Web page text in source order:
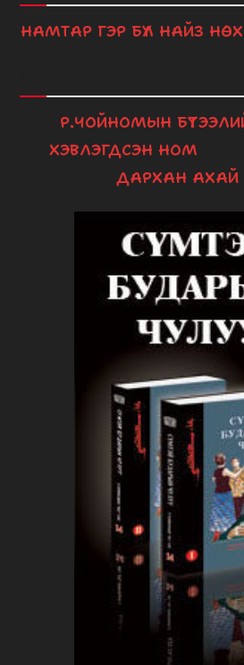
НАМТАР ГЭР БҮЛ НАЙЗ
Р.ЧОЙНОМЫН
ХЭВЛЭГДСЭН НОМ
ДАРХАН АХАЙ